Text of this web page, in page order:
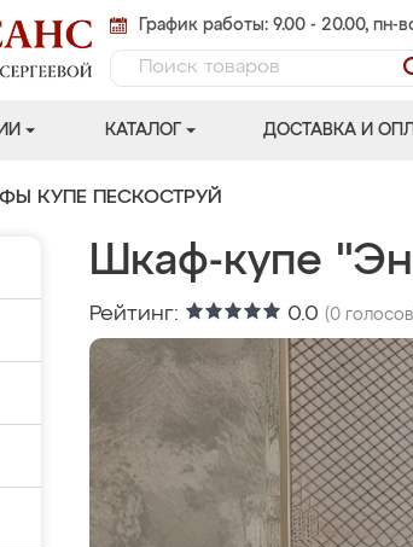
График работы: 9.00 - 20.00, пн-
КАТАЛОГ ДОСТАВКА И
КУПЕ ПЕСКОСТРУЙ
Шкаф-купе
Рейтинг: 0.0 (0